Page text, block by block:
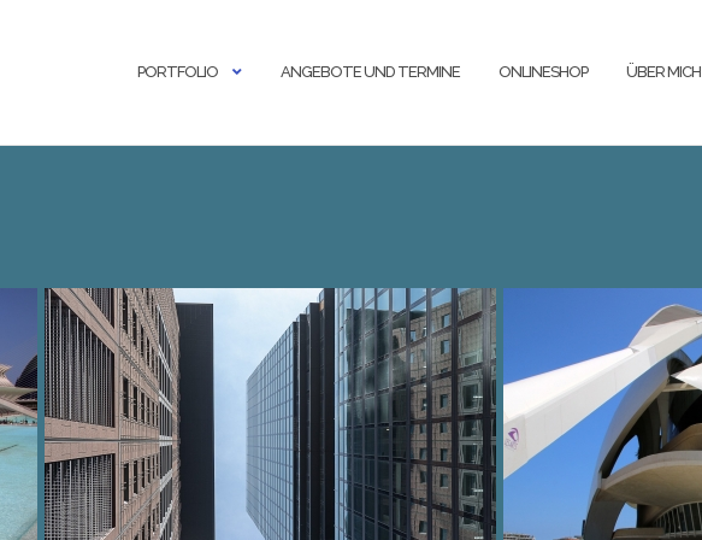
PORTFOLIO ANGEBOTE UND TERMINE ONLINESHOP ÜBER MICH